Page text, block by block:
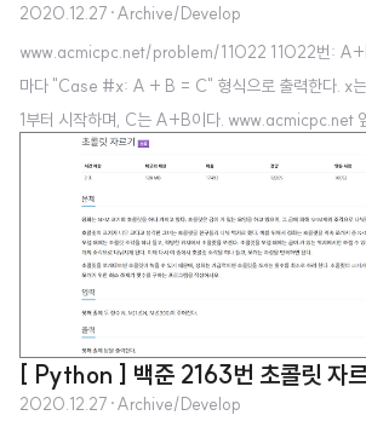
2020.12.27 ·Archive/Develop
www.acmicpc.net/problem/11022 11022번:
마다 "Case #x: A + B = C" 형식으로 출력한다. x는
1부터 시작하며, C는 A+B이다. www.acmicpc.net
문제와 거의 동일한 형태입니다. n=int(input()) for
(int,input().split()) print("Case #%s: %s +
[ Python ] 백준 2163번 초콜릿 자
2020.12.27 ·Archive/Develop